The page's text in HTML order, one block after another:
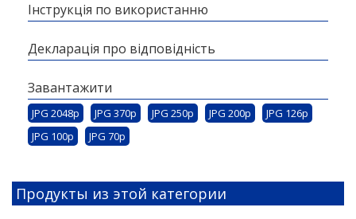
Інструкція по використанню
Декларація про відповідність
Завантажити
JPG 2048p JPG 370p JPG 250p JPG 200p
JPG 126p
JPG 100p
JPG 70p
Продукты из этой категории